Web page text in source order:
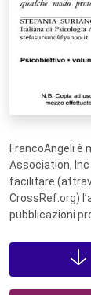
FrancoAngeli è
Association,
facilitare
CrossRef.org)
pubblicazioni